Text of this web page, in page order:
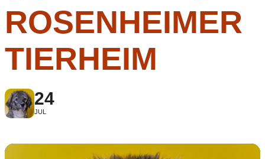
ROSENHEIMER
TIERHEIM
24
JUL